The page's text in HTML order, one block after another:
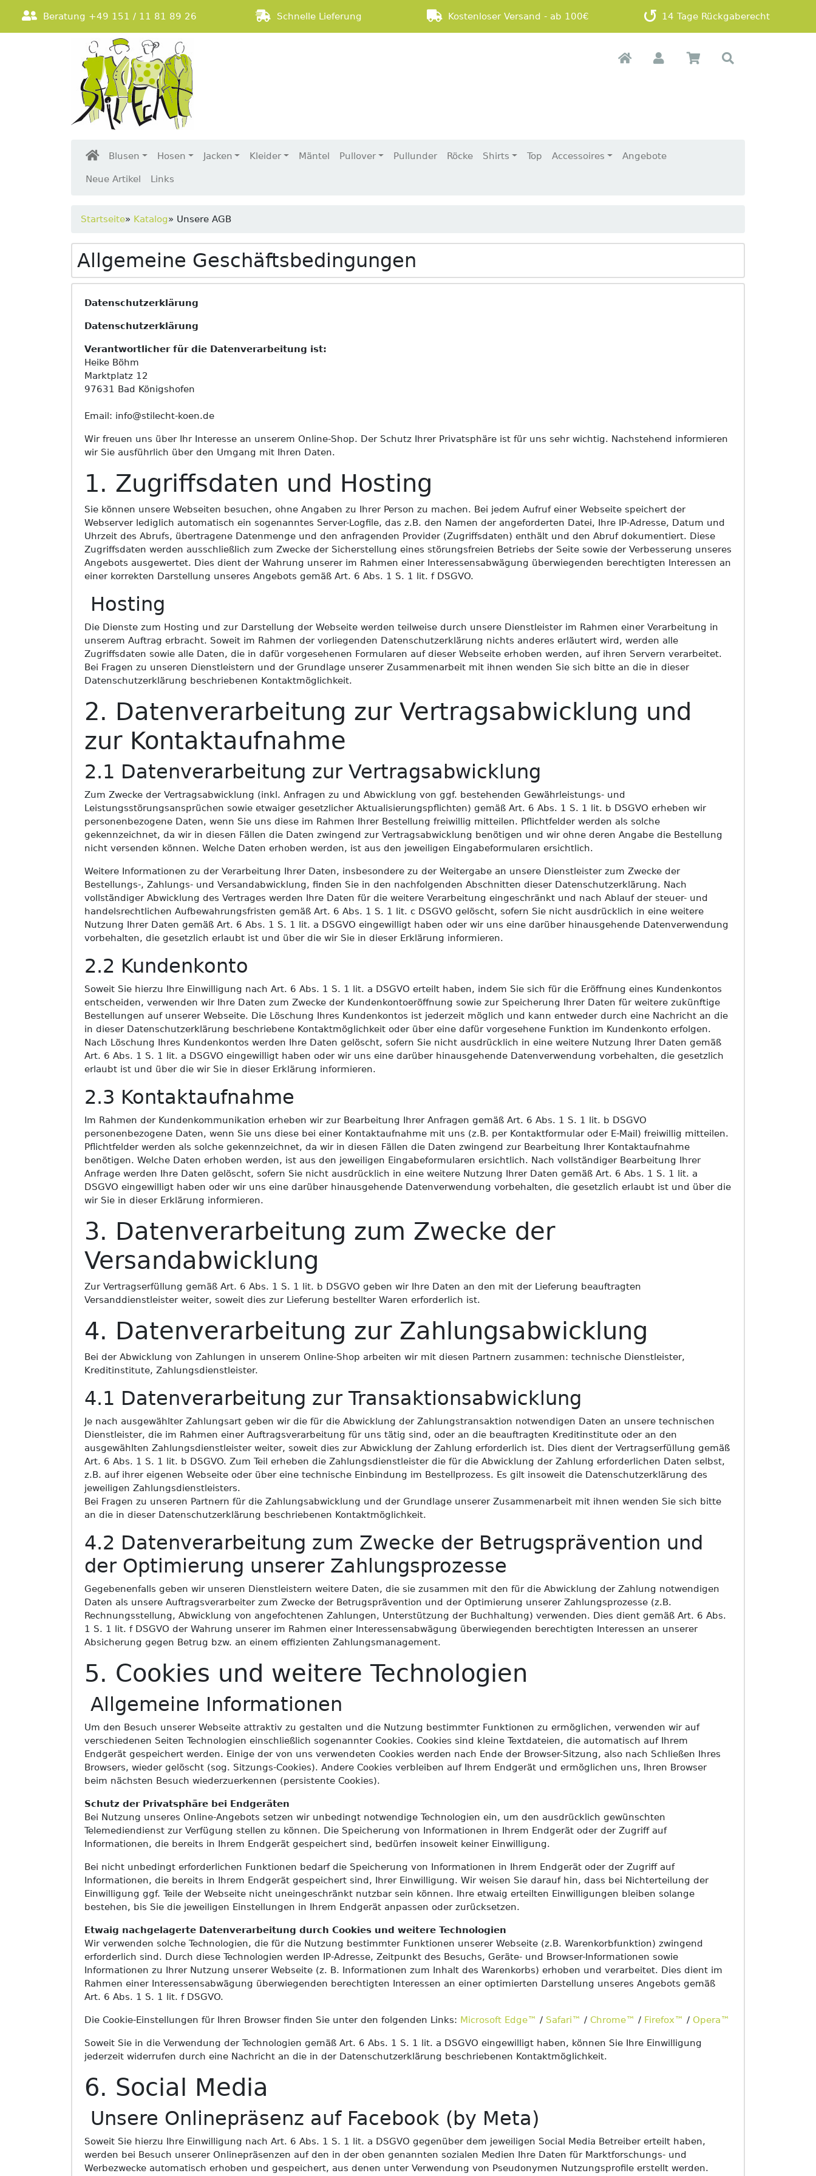
Beratung +49 151 / 11 81 89 26 Schnelle Lieferung Kostenloser Versand - ab 100€ 14 Tage Rückgaberecht
Blusen Hosen Jacken Kleider Mäntel Pullover Pullunder Röcke Shirts Top Accessoires Angebote
Neue Artikel Links
Startseite» Katalog» Unsere AGB
Allgemeine Geschäftsbedingungen
Datenschutzerklärung
Datenschutzerklärung
Verantwortlicher für die Datenverarbeitung ist:
Heike Böhm
Marktplatz 12
97631 Bad Königshofen
Email: info@stilecht-koen.de
Wir freuen uns über Ihr Interesse an unserem Online-Shop. Der Schutz Ihrer Privatsphäre ist für uns sehr wichtig. Nachstehend informieren
wir Sie ausführlich über den Umgang mit Ihren Daten.
1. Zugriffsdaten und Hosting
Sie können unsere Webseiten besuchen, ohne Angaben zu Ihrer Person zu machen. Bei jedem Aufruf einer Webseite speichert der
Webserver lediglich automatisch ein sogenanntes Server-Logfile, das z.B. den Namen der angeforderten Datei, Ihre IP-Adresse, Datum und
Uhrzeit des Abrufs, übertragene Datenmenge und den anfragenden Provider (Zugriffsdaten) enthält und den Abruf dokumentiert. Diese
Zugriffsdaten werden ausschließlich zum Zwecke der Sicherstellung eines störungsfreien Betriebs der Seite sowie der Verbesserung unseres
Angebots ausgewertet. Dies dient der Wahrung unserer im Rahmen einer Interessensabwägung überwiegenden berechtigten Interessen an
einer korrekten Darstellung unseres Angebots gemäß Art. 6 Abs. 1 S. 1 lit. f DSGVO.
Hosting
Die Dienste zum Hosting und zur Darstellung der Webseite werden teilweise durch unsere Dienstleister im Rahmen einer Verarbeitung in
unserem Auftrag erbracht. Soweit im Rahmen der vorliegenden Datenschutzerklärung nichts anderes erläutert wird, werden alle
Zugriffsdaten sowie alle Daten, die in dafür vorgesehenen Formularen auf dieser Webseite erhoben werden, auf ihren Servern verarbeitet.
Bei Fragen zu unseren Dienstleistern und der Grundlage unserer Zusammenarbeit mit ihnen wenden Sie sich bitte an die in dieser
Datenschutzerklärung beschriebenen Kontaktmöglichkeit.
2. Datenverarbeitung zur Vertragsabwicklung und
zur Kontaktaufnahme
2.1 Datenverarbeitung zur Vertragsabwicklung
Zum Zwecke der Vertragsabwicklung (inkl. Anfragen zu und Abwicklung von ggf. bestehenden Gewährleistungs- und
Leistungsstörungsansprüchen sowie etwaiger gesetzlicher Aktualisierungspflichten) gemäß Art. 6 Abs. 1 S. 1 lit. b DSGVO erheben wir
personenbezogene Daten, wenn Sie uns diese im Rahmen Ihrer Bestellung freiwillig mitteilen. Pflichtfelder werden als solche
gekennzeichnet, da wir in diesen Fällen die Daten zwingend zur Vertragsabwicklung benötigen und wir ohne deren Angabe die Bestellung
nicht versenden können. Welche Daten erhoben werden, ist aus den jeweiligen Eingabeformularen ersichtlich.
Weitere Informationen zu der Verarbeitung Ihrer Daten, insbesondere zu der Weitergabe an unsere Dienstleister zum Zwecke der
Bestellungs-, Zahlungs- und Versandabwicklung, finden Sie in den nachfolgenden Abschnitten dieser Datenschutzerklärung. Nach
vollständiger Abwicklung des Vertrages werden Ihre Daten für die weitere Verarbeitung eingeschränkt und nach Ablauf der steuer- und
handelsrechtlichen Aufbewahrungsfristen gemäß Art. 6 Abs. 1 S. 1 lit. c DSGVO gelöscht, sofern Sie nicht ausdrücklich in eine weitere
Nutzung Ihrer Daten gemäß Art. 6 Abs. 1 S. 1 lit. a DSGVO eingewilligt haben oder wir uns eine darüber hinausgehende Datenverwendung
vorbehalten, die gesetzlich erlaubt ist und über die wir Sie in dieser Erklärung informieren.
2.2 Kundenkonto
Soweit Sie hierzu Ihre Einwilligung nach Art. 6 Abs. 1 S. 1 lit. a DSGVO erteilt haben, indem Sie sich für die Eröffnung eines Kundenkontos
entscheiden, verwenden wir Ihre Daten zum Zwecke der Kundenkontoeröffnung sowie zur Speicherung Ihrer Daten für weitere zukünftige
Bestellungen auf unserer Webseite. Die Löschung Ihres Kundenkontos ist jederzeit möglich und kann entweder durch eine Nachricht an die
in dieser Datenschutzerklärung beschriebene Kontaktmöglichkeit oder über eine dafür vorgesehene Funktion im Kundenkonto erfolgen.
Nach Löschung Ihres Kundenkontos werden Ihre Daten gelöscht, sofern Sie nicht ausdrücklich in eine weitere Nutzung Ihrer Daten gemäß
Art. 6 Abs. 1 S. 1 lit. a DSGVO eingewilligt haben oder wir uns eine darüber hinausgehende Datenverwendung vorbehalten, die gesetzlich
erlaubt ist und über die wir Sie in dieser Erklärung informieren.
2.3 Kontaktaufnahme
Im Rahmen der Kundenkommunikation erheben wir zur Bearbeitung Ihrer Anfragen gemäß Art. 6 Abs. 1 S. 1 lit. b DSGVO
personenbezogene Daten, wenn Sie uns diese bei einer Kontaktaufnahme mit uns (z.B. per Kontaktformular oder E-Mail) freiwillig mitteilen.
Pflichtfelder werden als solche gekennzeichnet, da wir in diesen Fällen die Daten zwingend zur Bearbeitung Ihrer Kontaktaufnahme
benötigen. Welche Daten erhoben werden, ist aus den jeweiligen Eingabeformularen ersichtlich. Nach vollständiger Bearbeitung Ihrer
Anfrage werden Ihre Daten gelöscht, sofern Sie nicht ausdrücklich in eine weitere Nutzung Ihrer Daten gemäß Art. 6 Abs. 1 S. 1 lit. a
DSGVO eingewilligt haben oder wir uns eine darüber hinausgehende Datenverwendung vorbehalten, die gesetzlich erlaubt ist und über die
wir Sie in dieser Erklärung informieren.
3. Datenverarbeitung zum Zwecke der
Versandabwicklung
Zur Vertragserfüllung gemäß Art. 6 Abs. 1 S. 1 lit. b DSGVO geben wir Ihre Daten an den mit der Lieferung beauftragten
Versanddienstleister weiter, soweit dies zur Lieferung bestellter Waren erforderlich ist.
4. Datenverarbeitung zur Zahlungsabwicklung
Bei der Abwicklung von Zahlungen in unserem Online-Shop arbeiten wir mit diesen Partnern zusammen: technische Dienstleister,
Kreditinstitute, Zahlungsdienstleister.
4.1 Datenverarbeitung zur Transaktionsabwicklung
Je nach ausgewählter Zahlungsart geben wir die für die Abwicklung der Zahlungstransaktion notwendigen Daten an unsere technischen
Dienstleister, die im Rahmen einer Auftragsverarbeitung für uns tätig sind, oder an die beauftragten Kreditinstitute oder an den
ausgewählten Zahlungsdienstleister weiter, soweit dies zur Abwicklung der Zahlung erforderlich ist. Dies dient der Vertragserfüllung gemäß
Art. 6 Abs. 1 S. 1 lit. b DSGVO. Zum Teil erheben die Zahlungsdienstleister die für die Abwicklung der Zahlung erforderlichen Daten selbst,
z.B. auf ihrer eigenen Webseite oder über eine technische Einbindung im Bestellprozess. Es gilt insoweit die Datenschutzerklärung des
jeweiligen Zahlungsdienstleisters.
Bei Fragen zu unseren Partnern für die Zahlungsabwicklung und der Grundlage unserer Zusammenarbeit mit ihnen wenden Sie sich bitte
an die in dieser Datenschutzerklärung beschriebenen Kontaktmöglichkeit.
4.2 Datenverarbeitung zum Zwecke der Betrugsprävention und
der Optimierung unserer Zahlungsprozesse
Gegebenenfalls geben wir unseren Dienstleistern weitere Daten, die sie zusammen mit den für die Abwicklung der Zahlung notwendigen
Daten als unsere Auftragsverarbeiter zum Zwecke der Betrugsprävention und der Optimierung unserer Zahlungsprozesse (z.B.
Rechnungsstellung, Abwicklung von angefochtenen Zahlungen, Unterstützung der Buchhaltung) verwenden. Dies dient gemäß Art. 6 Abs.
1 S. 1 lit. f DSGVO der Wahrung unserer im Rahmen einer Interessensabwägung überwiegenden berechtigten Interessen an unserer
Absicherung gegen Betrug bzw. an einem effizienten Zahlungsmanagement.
5. Cookies und weitere Technologien
Allgemeine Informationen
Um den Besuch unserer Webseite attraktiv zu gestalten und die Nutzung bestimmter Funktionen zu ermöglichen, verwenden wir auf
verschiedenen Seiten Technologien einschließlich sogenannter Cookies. Cookies sind kleine Textdateien, die automatisch auf Ihrem
Endgerät gespeichert werden. Einige der von uns verwendeten Cookies werden nach Ende der Browser-Sitzung, also nach Schließen Ihres
Browsers, wieder gelöscht (sog. Sitzungs-Cookies). Andere Cookies verbleiben auf Ihrem Endgerät und ermöglichen uns, Ihren Browser
beim nächsten Besuch wiederzuerkennen (persistente Cookies).
Schutz der Privatsphäre bei Endgeräten
Bei Nutzung unseres Online-Angebots setzen wir unbedingt notwendige Technologien ein, um den ausdrücklich gewünschten
Telemediendienst zur Verfügung stellen zu können. Die Speicherung von Informationen in Ihrem Endgerät oder der Zugriff auf
Informationen, die bereits in Ihrem Endgerät gespeichert sind, bedürfen insoweit keiner Einwilligung.
Bei nicht unbedingt erforderlichen Funktionen bedarf die Speicherung von Informationen in Ihrem Endgerät oder der Zugriff auf
Informationen, die bereits in Ihrem Endgerät gespeichert sind, Ihrer Einwilligung. Wir weisen Sie darauf hin, dass bei Nichterteilung der
Einwilligung ggf. Teile der Webseite nicht uneingeschränkt nutzbar sein können. Ihre etwaig erteilten Einwilligungen bleiben solange
bestehen, bis Sie die jeweiligen Einstellungen in Ihrem Endgerät anpassen oder zurücksetzen.
Etwaig nachgelagerte Datenverarbeitung durch Cookies und weitere Technologien
Wir verwenden solche Technologien, die für die Nutzung bestimmter Funktionen unserer Webseite (z.B. Warenkorbfunktion) zwingend
erforderlich sind. Durch diese Technologien werden IP-Adresse, Zeitpunkt des Besuchs, Geräte- und Browser-Informationen sowie
Informationen zu Ihrer Nutzung unserer Webseite (z. B. Informationen zum Inhalt des Warenkorbs) erhoben und verarbeitet. Dies dient im
Rahmen einer Interessensabwägung überwiegenden berechtigten Interessen an einer optimierten Darstellung unseres Angebots gemäß
Art. 6 Abs. 1 S. 1 lit. f DSGVO.
Die Cookie-Einstellungen für Ihren Browser finden Sie unter den folgenden Links: Microsoft Edge™ / Safari™ / Chrome™ / Firefox™ / Opera™
Soweit Sie in die Verwendung der Technologien gemäß Art. 6 Abs. 1 S. 1 lit. a DSGVO eingewilligt haben, können Sie Ihre Einwilligung
jederzeit widerrufen durch eine Nachricht an die in der Datenschutzerklärung beschriebenen Kontaktmöglichkeit.
6. Social Media
Unsere Onlinepräsenz auf Facebook (by Meta)
Soweit Sie hierzu Ihre Einwilligung nach Art. 6 Abs. 1 S. 1 lit. a DSGVO gegenüber dem jeweiligen Social Media Betreiber erteilt haben,
werden bei Besuch unserer Onlinepräsenzen auf den in der oben genannten sozialen Medien Ihre Daten für Marktforschungs- und
Werbezwecke automatisch erhoben und gespeichert, aus denen unter Verwendung von Pseudonymen Nutzungsprofile erstellt werden.